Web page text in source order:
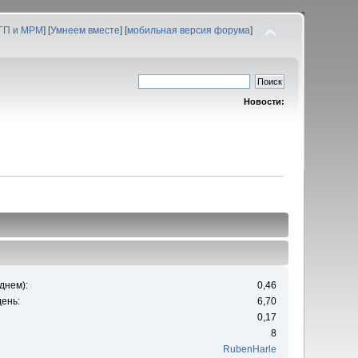
и МРМ] [Умнеем вместе] [мобильная версия форума]
Новости:
0,46
6,70
0,17
8
RubenHarle